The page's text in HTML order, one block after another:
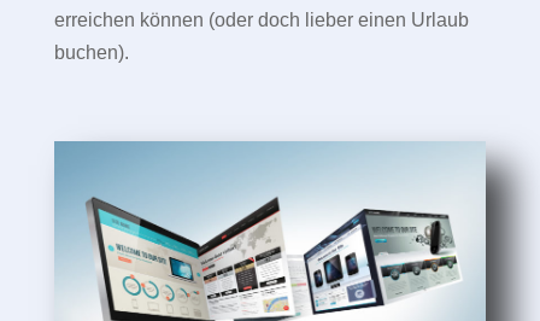
erreichen können (oder doch lieber einen Urlaub
buchen).